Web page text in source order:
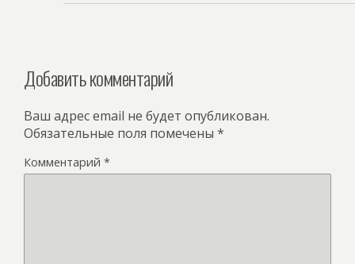
Добавить комментарий
Ваш адрес email не будет опубликован.
Обязательные поля помечены *
Комментарий *